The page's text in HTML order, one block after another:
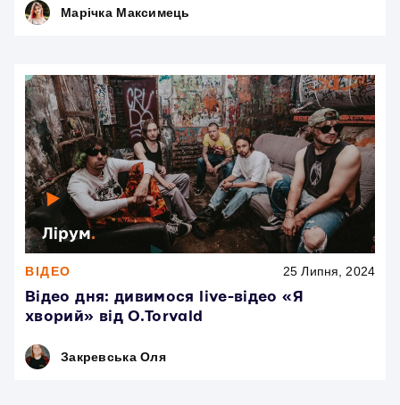
Марічка Максимець
ВІДЕО 25 Липня, 2024
Відео дня: дивимося live-відео «Я
хворий» від O.Torvald
Закревська Оля